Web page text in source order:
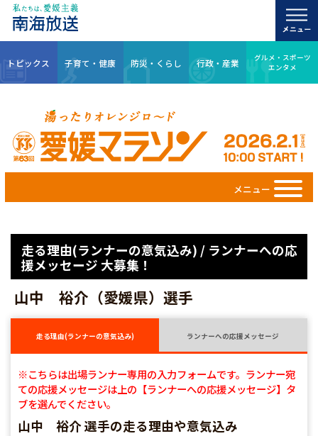
トピックス 子育て・健康 防災・くらし 行政・産業
グルメ・スポーツ
エンタメ
メニュー
走る理由(ランナーの意気込み) / ランナーへの応
援メッセージ 大募集！
山中 裕介（愛媛県）選手
走る理由(ランナーの意気込み) ランナーへの応援メッセージ
※こちらは出場ランナー専用の入力フォームです。ランナー宛
ての応援メッセージは上の【ランナーへの応援メッセージ】タ
ブを選んでください。
山中 裕介 選手の走る理由や意気込み